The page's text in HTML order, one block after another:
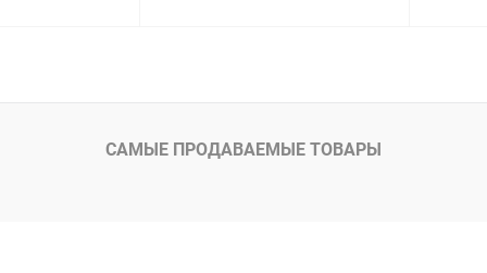
САМЫЕ ПРОДАВАЕМЫЕ ТОВАРЫ